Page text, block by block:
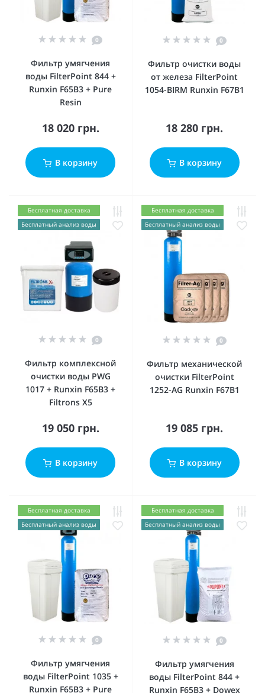
0
Фильтр умягчения
воды FilterPoint 844 +
Runxin F65B3 + Pure
Resin
18 020 грн.
В корзину
0
Фильтр очистки воды
от железа FilterPoint
1054-BIRM Runxin F67В1
18 280 грн.
В корзину
Бесплатная доставка
Бесплатный анализ воды
0
Фильтр комплексной
очистки воды PWG
1017 + Runxin F65B3 +
Filtrons X5
19 050 грн.
В корзину
Бесплатная доставка
Бесплатный анализ воды
0
Фильтр механической
очистки FilterPoint
1252-AG Runxin F67B1
19 085 грн.
В корзину
Бесплатная доставка
Бесплатный анализ воды
0
Фильтр умягчения
воды FilterPoint 1035 +
Runxin F65B3 + Pure
Бесплатная доставка
Бесплатный анализ воды
0
Фильтр умягчения
воды FilterPoint 844 +
Runxin F65B3 + Dowex